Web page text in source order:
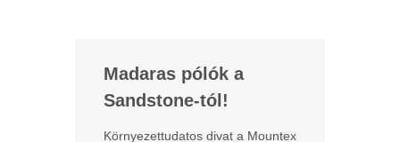
Madaras pólók a
Sandstone-tól!
Környezettudatos divat a Mountex